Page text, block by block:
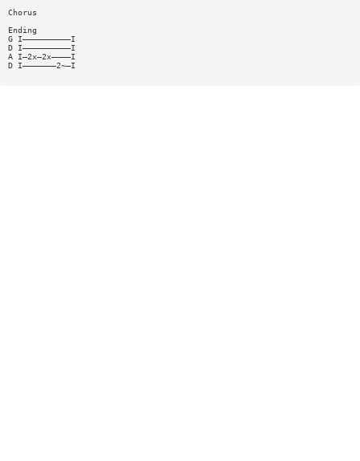
Chorus
Ending
G I——————————I
D I——————————I
A I—2x—2x————I
D I———————2~—I